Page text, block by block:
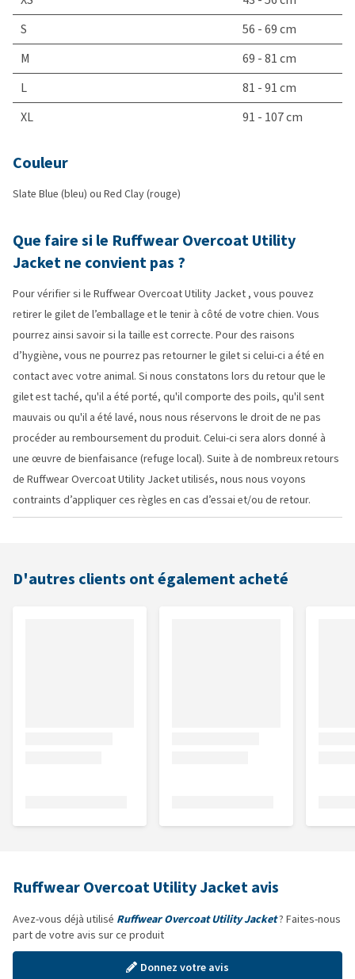
S
56 - 69 cm
M
69 - 81 cm
L
81 - 91 cm
XL
91 - 107 cm
Couleur
Slate Blue (bleu) ou Red Clay (rouge)
Que faire si le Ruffwear Overcoat Utility
Jacket ne convient pas ?
Pour vérifier si le Ruffwear Overcoat Utility Jacket , vous pouvez
retirer le gilet de l’emballage et le tenir à côté de votre chien. Vous
pourrez ainsi savoir si la taille est correcte. Pour des raisons
d’hygiène, vous ne pourrez pas retourner le gilet si celui-ci a été en
contact avec votre animal. Si nous constatons lors du retour que le
gilet est taché, qu'il a été porté, qu'il comporte des poils, qu'il sent
mauvais ou qu'il a été lavé, nous nous réservons le droit de ne pas
procéder au remboursement du produit. Celui-ci sera alors donné à
une œuvre de bienfaisance (refuge local). Suite à de nombreux retours
de Ruffwear Overcoat Utility Jacket utilisés, nous nous voyons
contraints d’appliquer ces règles en cas d’essai et/ou de retour.
D'autres clients ont également acheté
Ruffwear Overcoat Utility Jacket avis
Avez-vous déjà utilisé Ruffwear Overcoat Utility Jacket? Faites-nous
part de votre avis sur ce produit
Donnez votre avis